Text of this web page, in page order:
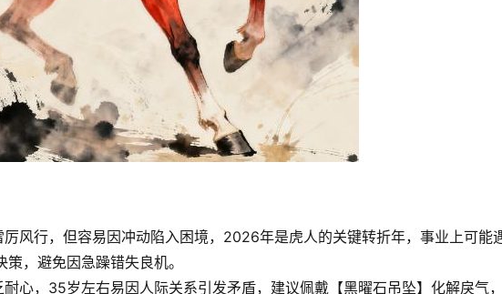
风行，但容易因冲动陷入困境，2026年是虎人的关键转折年，事业上可能
，避免因急躁错失良机。
耐心，35岁左右易因人际关系引发矛盾，建议佩戴【黑曜石吊坠】化解戾气